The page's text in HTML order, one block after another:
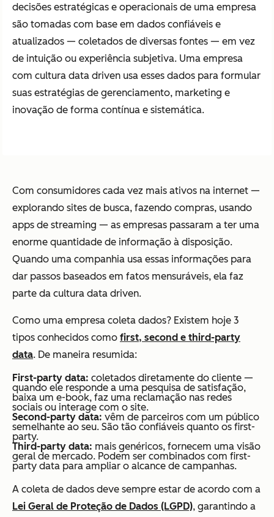
decisões estratégicas e operacionais de uma empresa
são tomadas com base em dados confiáveis e
atualizados — coletados de diversas fontes — em vez
de intuição ou experiência subjetiva. Uma empresa
com cultura data driven usa esses dados para formular
suas estratégias de gerenciamento, marketing e
inovação de forma contínua e sistemática.
Com consumidores cada vez mais ativos na internet —
explorando sites de busca, fazendo compras, usando
apps de streaming — as empresas passaram a ter uma
enorme quantidade de informação à disposição.
Quando uma companhia usa essas informações para
dar passos baseados em fatos mensuráveis, ela faz
parte da cultura data driven.
Como uma empresa coleta dados? Existem hoje 3
tipos conhecidos como first, second e third-party
data. De maneira resumida:
First-party data: coletados diretamente do cliente —
quando ele responde a uma pesquisa de satisfação,
baixa um e-book, faz uma reclamação nas redes
sociais ou interage com o site.
Second-party data: vêm de parceiros com um público
semelhante ao seu. São tão confiáveis quanto os first-
party.
Third-party data: mais genéricos, fornecem uma visão
geral de mercado. Podem ser combinados com first-
party data para ampliar o alcance de campanhas.
A coleta de dados deve sempre estar de acordo com a
Lei Geral de Proteção de Dados (LGPD), garantindo a